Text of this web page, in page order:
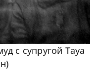
с супругой Тауа